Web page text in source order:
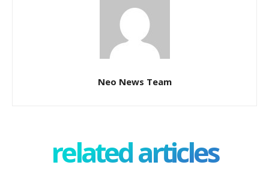
Neo News Team
related articles